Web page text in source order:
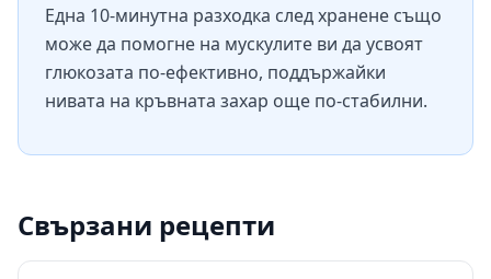
Една 10-минутна разходка след хранене също
може да помогне на мускулите ви да усвоят
глюкозата по-ефективно, поддържайки
нивата на кръвната захар още по-стабилни.
Свързани рецепти